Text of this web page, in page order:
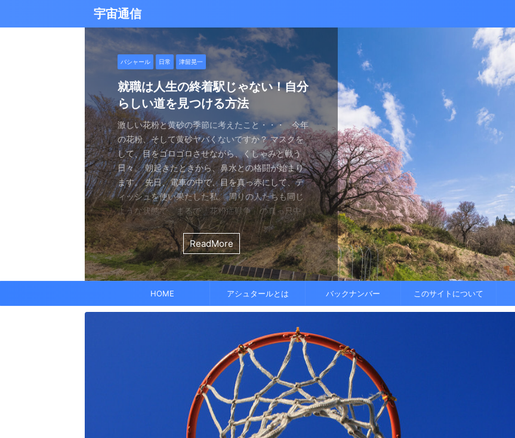
宇宙通信
日常 津留晃一
雨の日の恵み：心に降る静かな癒し
雨の音を聞いたことはありますか？ 窓ガラスを叩
く優しい音、屋根を打つリズミカルな音、 そして
地面に落ちる繊細な音。 それぞれが奏でるハーモ
ニーは、 私たちの心に特別な空間を作り出してく
れます。 雨は大地だけでなく、心も潤す 今日は何
となく、 降り続ける雨を眺めていました。 最初は
予定していた釣りができなくなり、少し残念に思い
ました。 でも、温かいコーヒーを入れ、 窓辺に座
って雨景色を眺めていると、不思議と心が落ち着い
てきたのです。 雨は自然界の浄化装置です。 土埃
を洗い流し、植物に命の水を与え、空気を清 ...
ReadMore
バシャール 日常 津留晃一
就職は人生の終着駅じゃない！自分
らしい道を見つける方法
激しい花粉と黄砂の季節に考えたこと・・・ 今年
の花粉、そして黄砂ヤバくないですか？ マスクを
して、目をゴロゴロさせながら、くしゃみと戦う
日々。 朝起きたときから、鼻水との格闘が始まり
ます。 先日、電車の中で、目を真っ赤にして、テ
ィッシュを使い果たした私。 周りの人たちも同じ
ような状態で、まるで「花粉症戦争」の真っ只中。
そんな辛い朝、ふと考えました。 この花粉症との
戦いって、進学や就職前の気持ちに似ているな、
と。 先の見えない不安、どうしようもない状況、
でも、どこかで希望を感じる——そんな ...
ReadMore
Healy 日常
ヒーリーを買うべきか迷っているあ
なたへ。実際に使ってみた感想と注
意点
近年、Healy（ヒーリー）という量子波動調整器が
注目を集めています。 私自身もこのデバイスを2年
以上前に購入し、所有しており、 その使用経験を
踏まえて、さらに詳しくお伝えしたいと思います。
Healyの仕組みと機能 Healyは、微弱な電流と周波
数を用いて、 心身のバランスを整えることを目的
としたウェアラブルデバイスです。 専用のアプリ
と連携し、電極を介して身体に微弱な電流を流すこ
とで、 個人の必要とする周波数を分析・適用しま
す。 これにより、エネルギーバランスを整えると
ReadMore
バシャール 日常
エネルギーの法則 〜最近どハマり
していました〜
最近、めちゃくちゃYouTubeやSNSを見ていたの
ですが、 気づいたら政治とか社会問題のニュース
ばかり見ていました。 特にトランプの発言やDSの
悪行、財務省解体、１０３万円の壁など・・・・。
別にそれを見て何かが解決できるわけではないの
に、 どんどんハマってしまいました。 なんだか、
自分の心のモヤモヤを代弁してくれる感じがするの
でしょうか？ つい次々と見てしまうのです。 そし
て、気づいたら めちゃくちゃ波動が下がっていま
した！（笑） どうして気づいたのかといえば ...
ReadMore
日常
現実を変える
最近疲れ気味です。 というのも、現実とは何か？
結構悩むんですよね。 自分の理想の姿を考える
と、 今、全然そうなっていない。 地位も名誉もな
い。お金もない。自由もない（笑） でもねぇ、 た
まにそれでもいいわと思える時もあるんです。 そ
んなことは問題じゃなくて、 今ここに生きている
ことだけで幸せという時がある。 それは、どうい
うときかといえば 今ここにいる時 今に集中して、
今を楽しんでいるとき。 先日ワカサギ釣りに行き
ました。 氷に穴をあけて糸を垂らすやつ。 &nb ...
ReadMore
日常
今、ここにいること
２０２５年あけましておめでとうございます。 今
年もよろしくお願い致します。 とはいえ、近年お
正月という感覚はありませんね。 いつの間にか年
が明けて、 いつの間にか過ぎ去っていく。 なんて
書くと、新年から暗いかな（笑） まあ、それだけ
歳をとったということでしょう。 昨年末は結構忙
しくてきつかったのですが、 年始は暇。 暇になる
と思うことはありますよね。 自分は今ここを生き
ているのか？ 我々の現実は今ここだけなのです
が、 未来を見ちゃったり、過去を悔んだり &nbsp
...
ReadMore
Healy 日常 津留晃一
もしかしてだけどHealy（量子波動
調整器）のせいなの？
ちょっと前に 最近ヒーリー（Healy）つかってない
なー みたいなブログを書いたと思います。 Healy
とは Healyはドイツで研究開発され、製造された最
新の人工知能を利用した 健康をサポートする製品
です。 弱い電気パルスを使用して体をよりバラン
スのとれた状態にする、 周波数応用のアイデアに
基づいて設計された小型の電子デバイスです。 細
胞レベルで人体を調整し、健康的な生活をサポート
します。 そうなんです。 あんまり使っていませ
ん。 というのも しばらく意欲というか、やる気が
なくて だらだら ...
ReadMore
日常
iPad 第10世代買いました
アマゾンのブラックフライデー Ipadが安くなって
いましたね。 ということで第１０世代（無印）購
入してしまいました。 これで今まで使っていた
ipad Pro(初代）とはおさらばです。 特に困ってい
たわけでもなく、iPad自体はほとんど使っていなか
ったので 変えなくても良かったのですが、 気分で
す（笑） こういうの重要ですよね。 気分が乗った
からやるというノリ。 実際変えてみてUSBーC端
子はすごくいい。 Lightningの呪縛から解放される
のだけでも めちゃくちゃいい。 &n ...
ReadMore
Healy 日常
久し振りにHealy（ヒーリー）量子
波動調整器について
久しぶりにHealy（ヒーリー）量子波動調整器につ
いて触れてみる。 こちら小さい割には結構高いデ
バイスです。 買う時も結構迷いました。 でもねぇ
やっぱり限られた人生 波動を良くして豊かな人生
を送りたいじゃないですか。 だから、多少の投資
は仕方ないし 試してみないとわからないと購入し
ました。 それでです。 一年ぐらいはほどほどに使
っていたのはいたのですが、 やはり実感がね。 良
くなっているという実感が乏しい。 これ、たぶん
宗教と同じで 一人でやっているからだと思う。 近
くに何人か使っている人がいれば、 体 ...
ReadMore
日常
大谷さんの通訳、水原さんの解雇に
思う
ちょっとびっくりしました。 多分今、かなり有名
な通訳だと思う水原さんが解雇されたようです。
それも違法賭博か・・・ 違法かどうかは別として
賭博が原因で解雇とは・・・ とってもつらい。 自
分は特に野球が好きとか 大谷さんが好きというな
わけではないし、 水原さんに思い入れがあるわけ
でもない。 でもねえ・・・ 今の水原さんの気持ち
を考えるとなんかつらい。 というのも、多額の借
金を背負いながら 何とかしたいと日々思いながら
一生懸命仕事していたわけでしょ。 ...
ReadMore
HOME アシュタールとは バックナンバー このサイトについて